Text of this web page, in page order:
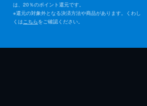
は、20％のポイント還元です。
※還元の対象外となる決済方法や商品があります。くわし
くは こちらをご確認ください。